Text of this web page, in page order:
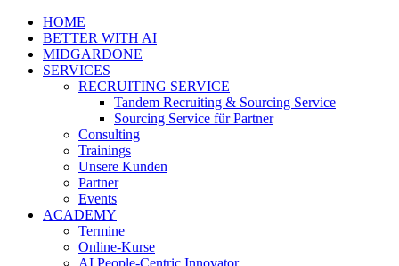
HOME
BETTER WITH AI
MIDGARDONE
SERVICES
RECRUITING SERVICE
Tandem Recruiting & Sourcing Service
Sourcing Service für Partner
Consulting
Trainings
Unsere Kunden
Partner
Events
ACADEMY
Termine
Online-Kurse
AI People-Centric Innovator